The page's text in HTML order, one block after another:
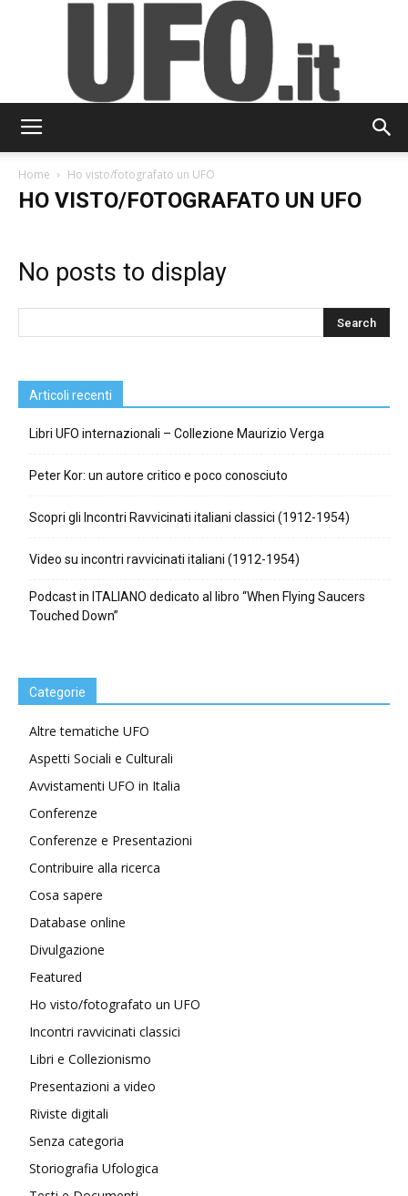
Home Ho visto/fotografato un UFO
HO VISTO/FOTOGRAFATO UN UFO
No posts to display
Articoli recenti
Libri UFO internazionali – Collezione Maurizio Verga
Peter Kor: un autore critico e poco conosciuto
Scopri gli Incontri Ravvicinati italiani classici (1912-1954)
Video su incontri ravvicinati italiani (1912-1954)
Podcast in ITALIANO dedicato al libro “When Flying Saucers
Touched Down”
Categorie
Altre tematiche UFO
Aspetti Sociali e Culturali
Avvistamenti UFO in Italia
Conferenze
Conferenze e Presentazioni
Contribuire alla ricerca
Cosa sapere
Database online
Divulgazione
Featured
Ho visto/fotografato un UFO
Incontri ravvicinati classici
Libri e Collezionismo
Presentazioni a video
Riviste digitali
Senza categoria
Storiografia Ufologica